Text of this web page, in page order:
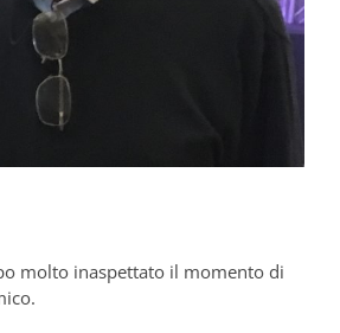
molto inaspettato il momento di